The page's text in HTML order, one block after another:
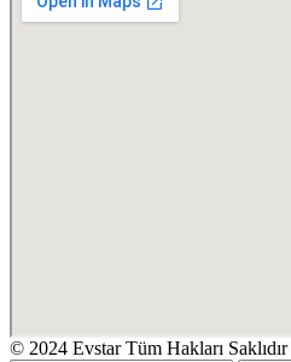
© 2024 Evstar Tüm Hakları Saklıdır